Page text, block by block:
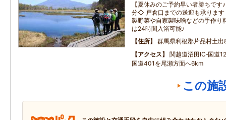
【夏休みのご予約早い者勝ちで
分◇ 戸倉口までの送迎も承ります
製野菜や自家製味噌などの手作り
は24時間入浴可能♪
住所
群馬県利根郡片品村土
アクセス
関越道沼田IC‐国道
国道401を尾瀬方面へ6km
この施